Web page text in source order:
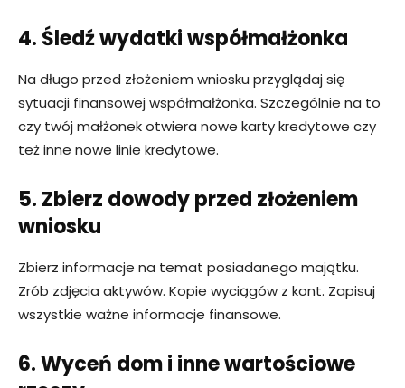
4. Śledź wydatki współmałżonka
Na długo przed złożeniem wniosku przyglądaj się
sytuacji finansowej współmałżonka. Szczególnie na to
czy twój małżonek otwiera nowe karty kredytowe czy
też inne nowe linie kredytowe.
5. Zbierz dowody przed złożeniem
wniosku
Zbierz informacje na temat posiadanego majątku.
Zrób zdjęcia aktywów. Kopie wyciągów z kont. Zapisuj
wszystkie ważne informacje finansowe.
6. Wyceń dom i inne wartościowe